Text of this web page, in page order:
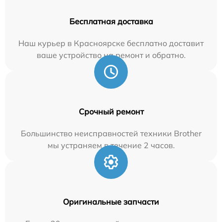
Бесплатная доставка
Наш курьер в Красноярске бесплатно доставит
ваше устройство на ремонт и обратно.
Срочный ремонт
Большинство неисправностей техники Brother
мы устраняем в течение 2 часов.
Оригинальные запчасти